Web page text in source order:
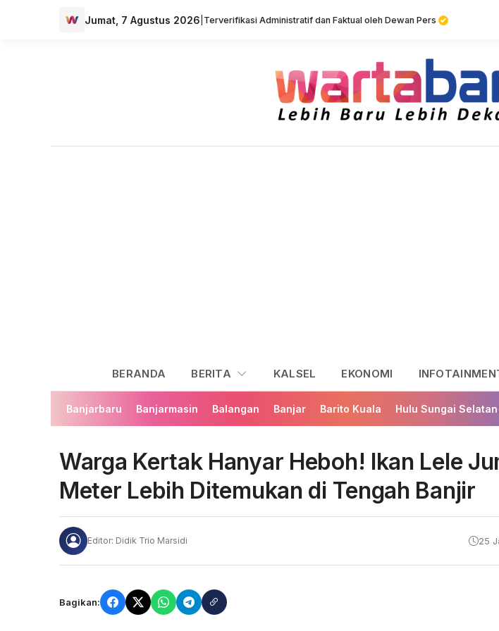
Jumat, 7 Agustus 2026 Terverifikasi Administratif dan Faktual oleh Dewan Pers
BERANDA BERITA KALSEL EKONOMI
Banjarbaru Banjarmasin Balangan Banjar Barito Kuala Hulu Sungai Selatan
Warga Kertak Hanyar Heboh! Ikan Lele
Meter Lebih Ditemukan di Tengah Banjir
Editor: Didik Trio Marsidi 25
Bagikan: